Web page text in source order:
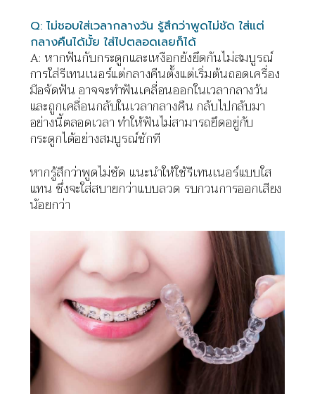
Q: ไม่ชอบใส่เวลากลางวัน รู้สึกว่าพูดไม่ชัด ใส่แต่
กลางคืนได้มั้ย ใส่ไปตลอดเลยก็ได้
A:หากฟันกับกระดูกและเหงือกยังยึดกันไม่สมบูรณ์
การใส่รีเทนเนอร์แต่กลางคืนตั้งแต่เริ่มต้นถอดเครื่อง
มือจัดฟัน อาจจะทำฟันเคลื่อนออกในเวลากลางวัน
และถูกเคลื่อนกลับในเวลากลางคืน กลับไปกลับมา
อย่างนี้ตลอดเวลา ทำให้ฟันไม่สามารถยึดอยู่กับ
กระดูกได้อย่างสมบูรณ์ซักที
หากรู้สึกว่าพูดไม่ชัด แนะนำให้ใช้รีเทนเนอร์แบบใส
แทน ซึ่งจะใส่สบายกว่าแบบลวด รบกวนการออกเสียง
น้อยกว่า